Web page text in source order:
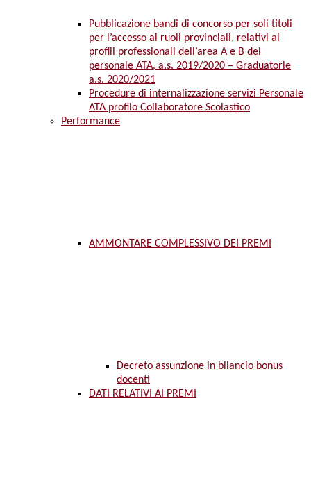
Pubblicazione bandi di concorso per soli titoli
per l’accesso ai ruoli provinciali, relativi ai
profili professionali dell’area A e B del
personale ATA, a.s. 2019/2020 – Graduatorie
a.s. 2020/2021
Procedure di internalizzazione servizi Personale
ATA profilo Collaboratore Scolastico
Performance
AMMONTARE COMPLESSIVO DEI PREMI
Decreto assunzione in bilancio bonus
docenti
DATI RELATIVI AI PREMI